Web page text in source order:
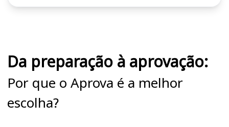
Da preparação à aprovação:
Por que o Aprova é a melhor
escolha?